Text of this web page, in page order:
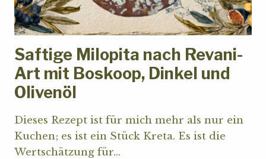
Saftige Milopita nach Revani-
Art mit Boskoop, Dinkel und
Olivenöl
Dieses Rezept ist für mich mehr als nur ein
Kuchen; es ist ein Stück Kreta. Es ist die
Wertschätzung für…